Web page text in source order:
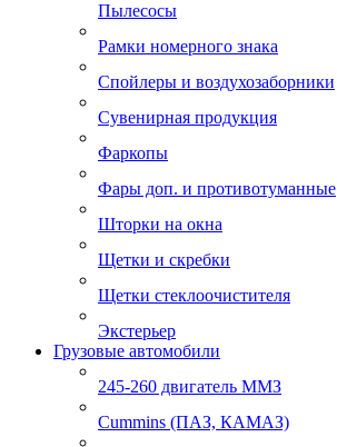
Пылесосы
Рамки номерного знака
Спойлеры и воздухозаборники
Сувенирная продукция
Фаркопы
Фары доп. и противотуманные
Шторки на окна
Щетки и скребки
Щетки стеклоочистителя
Экстерьер
Грузовые автомобили
245-260 двигатель ММЗ
Cummins (ПАЗ, КАМАЗ)